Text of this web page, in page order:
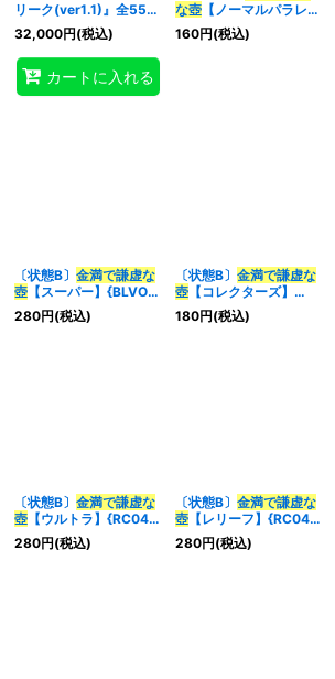
リーク(ver1.1)』全55枚
【-】{-}《デッキ販売》
32,000円(税込)
カートに入れる
な壺【ノーマルパラレ
ル】{QCTB-JP060}
《魔法》
160円(税込)
〔状態B〕 金満で謙虚な
壺【スーパー】{BLVO-
JP065}《魔法》
280円(税込)
〔状態B〕 金満で謙虚な
壺【コレクターズ】
{RC04-JP067}《魔
法》
180円(税込)
〔状態B〕 金満で謙虚な
壺【ウルトラ】{RC04-
JP067}《魔法》
280円(税込)
〔状態B〕 金満で謙虚な
壺【レリーフ】{RC04-
JP067}《魔法》
280円(税込)